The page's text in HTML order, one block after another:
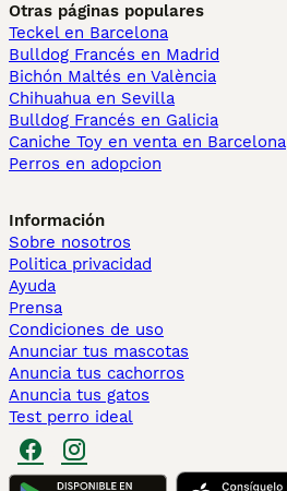
Otras páginas populares
Teckel en Barcelona
Bulldog Francés en Madrid
Bichón Maltés en València
Chihuahua en Sevilla
Bulldog Francés en Galicia
Caniche Toy en venta en Barcelona
Perros en adopcion
Información
Sobre nosotros
Politica privacidad
Ayuda
Prensa
Condiciones de uso
Anunciar tus mascotas
Anuncia tus cachorros
Anuncia tus gatos
Test perro ideal